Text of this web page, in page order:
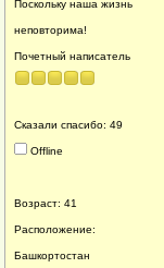
Поскольку наша жизнь
неповторима!
Почетный написатель
Сказали спасибо: 49
Offline
Возраст: 41
Расположение:
Башкортостан